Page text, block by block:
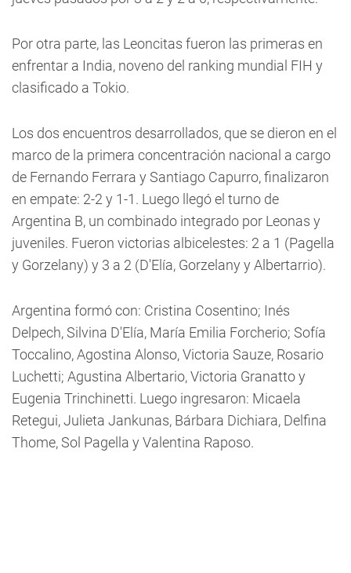
Por otra parte, las Leoncitas fueron las primeras en
enfrentar a India, noveno del ranking mundial FIH y
clasificado a Tokio.
Los dos encuentros desarrollados, que se dieron en el
marco de la primera concentración nacional a cargo
de Fernando Ferrara y Santiago Capurro, finalizaron
en empate: 2-2 y 1-1. Luego llegó el turno de
Argentina B, un combinado integrado por Leonas y
juveniles. Fueron victorias albicelestes: 2 a 1 (Pagella
y Gorzelany) y 3 a 2 (D'Elía, Gorzelany y Albertarrio).
Argentina formó con: Cristina Cosentino; Inés
Delpech, Silvina D'Elía, María Emilia Forcherio; Sofía
Toccalino, Agostina Alonso, Victoria Sauze, Rosario
Luchetti; Agustina Albertario, Victoria Granatto y
Eugenia Trinchinetti. Luego ingresaron: Micaela
Retegui, Julieta Jankunas, Bárbara Dichiara, Delfina
Thome, Sol Pagella y Valentina Raposo.